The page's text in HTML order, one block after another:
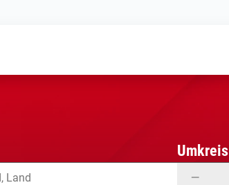
Umkreis
—